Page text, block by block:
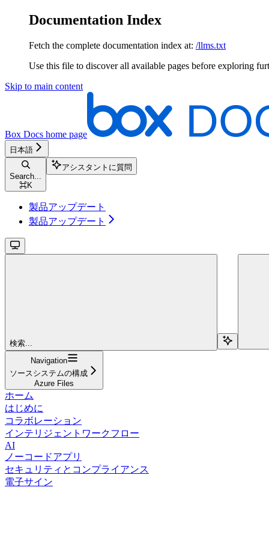
Documentation Index
Fetch the complete documentation index at: /llms.txt
Use this file to discover all available pages before exploring
Skip to main content
Box Docs home page
日本語
Search...
⌘K
アシスタントに質問
製品アップデート
製品アップデート
検索...
Navigation
ソースシステムの構成
Azure Files
ホーム
はじめに
コラボレーション
インテリジェントワークフロー
AI
ノーコードアプリ
セキュリティとコンプライアンス
電子サイン